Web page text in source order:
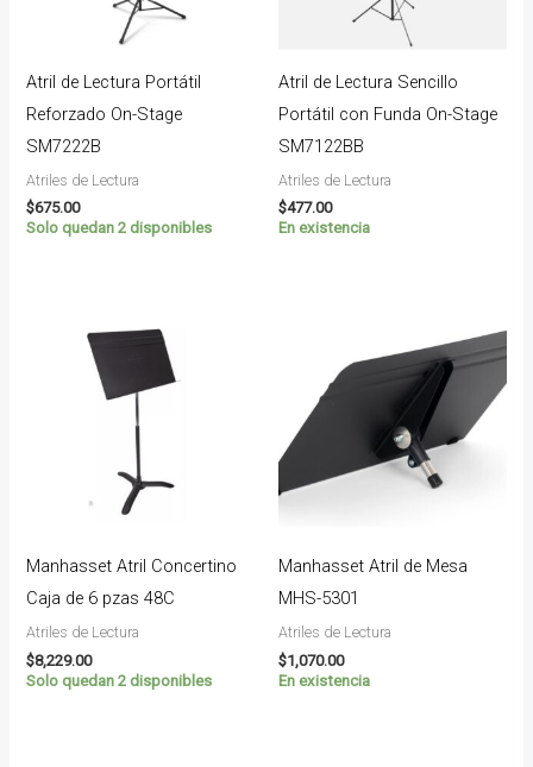
Atril de Lectura Portátil
Reforzado On-Stage
SM7222B
Atriles de Lectura
$675.00
Solo quedan 2 disponibles
Atril de Lectura Sencillo
Portátil con Funda On-Stage
SM7122BB
Atriles de Lectura
$477.00
En existencia
Manhasset Atril Concertino
Caja de 6 pzas 48C
Atriles de Lectura
$8,229.00
Solo quedan 2 disponibles
Manhasset Atril de Mesa
MHS-5301
Atriles de Lectura
$1,070.00
En existencia